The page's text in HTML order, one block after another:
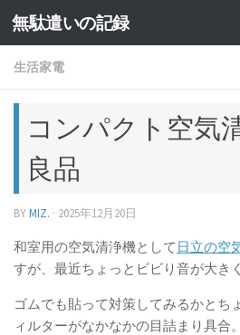
コンテンツへスキップ
無駄遣いの記録
生活家電
コンパクト空気
良品
BYMIZ. · 2025年12月20日
和室用の空気清浄機として 日立の空
すが、最近ちょっとビビり音が大き
ゴムでも貼って対策してみるかとち
ィルターがなかなかの目詰まり具合。